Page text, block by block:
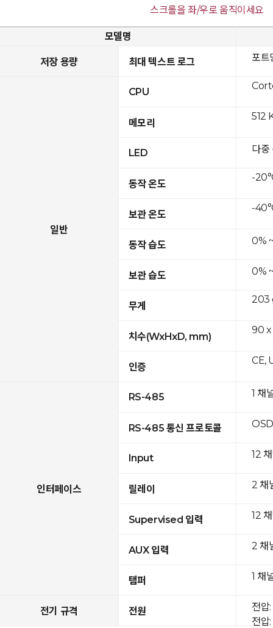
스크롤을 좌/우로 움직이세요
모델명
저장 용량 최대 텍스트 로그
일반
CPU
메모리
LED
동작 온도
보관 온도
동작 습도
보관 습도
무게
치수(WxHxD, mm)
인증
인터페이스
RS-485
RS-485 통신 프로토콜
Input
릴레이
Supervised 입력
AUX 입력
탬퍼
전기 규격 전원
포트
512
다중
-
-
0%
0%
203
90 x
CE,
1 채
12
2 채
12
2 채
1 채
전압
전압